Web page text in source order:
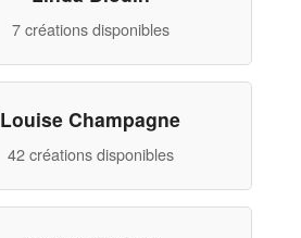
7 créations disponibles
Louise Champagne
42 créations disponibles